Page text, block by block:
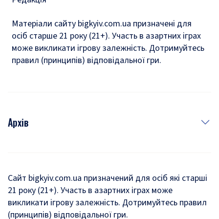
Матеріали сайту bigkyiv.com.ua призначені для
осіб старше 21 року (21+). Участь в азартних іграх
може викликати ігрову залежність. Дотримуйтесь
правил (принципів) відповідальної гри.
Архів
Комуналка
Хроніки війни
Сайт bigkyiv.com.ua призначений для осіб які старші
21 року (21+). Участь в азартних іграх може
викликати ігрову залежність. Дотримуйтесь правил
(принципів) відповідальної гри.